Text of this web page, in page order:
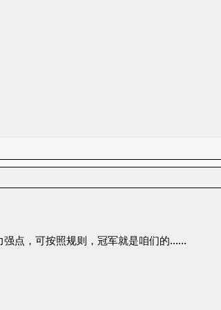
点，可按照规则，冠军就是咱们的……